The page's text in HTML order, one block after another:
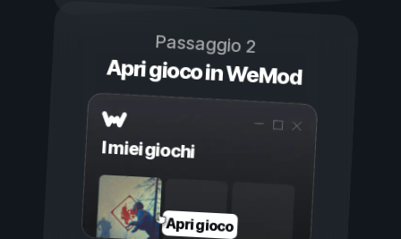
Passaggio 2
Apri gioco in WeMod
I miei giochi
Apri gioco